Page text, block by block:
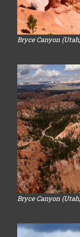
Bryce Canyon
Bryce Canyon